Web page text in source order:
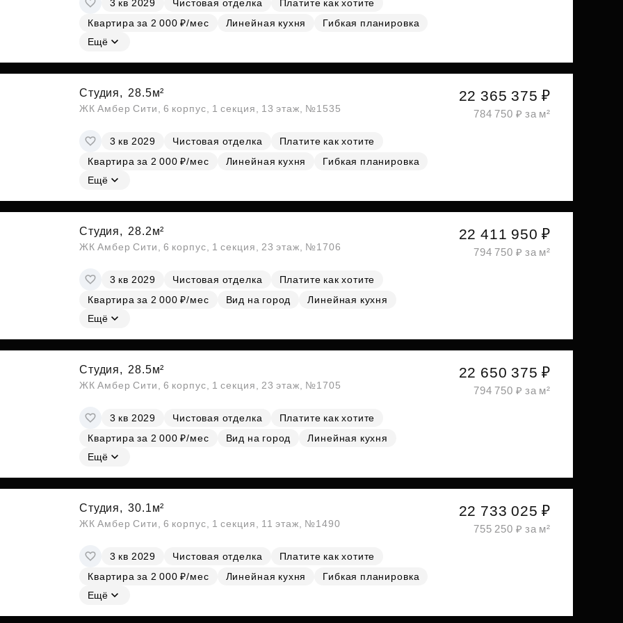
Субсидии
3 кв 2029 Чистовая отделка
Платите как хотите
Квартира за 2 000 ₽/мес
Линейная кухня
Гибкая планировка
Ещё
Студия, 28.5м²
ЖК Амбер Сити, 6 корпус, 1 секция, 13 этаж, №1535
3 кв 2029 Чистовая отделка
Платите как хотите
Квартира за 2 000 ₽/мес
Линейная кухня
Гибкая планировка
Ещё
22 365 375 ₽
784 750 ₽ за м²
Студия, 28.2м²
ЖК Амбер Сити, 6 корпус, 1 секция, 23 этаж, №1706
3 кв 2029 Чистовая отделка
Платите как хотите
Квартира за 2 000 ₽/мес
Вид на город
Линейная кухня
Ещё
22 411 950 ₽
794 750 ₽ за м²
Студия, 28.5м²
ЖК Амбер Сити, 6 корпус, 1 секция, 23 этаж, №1705
3 кв 2029 Чистовая отделка
Платите как хотите
Квартира за 2 000 ₽/мес
Вид на город
Линейная кухня
Ещё
22 650 375 ₽
794 750 ₽ за м²
Студия, 30.1м²
ЖК Амбер Сити, 6 корпус, 1 секция, 11 этаж, №1490
3 кв 2029 Чистовая отделка
Платите как хотите
Квартира за 2 000 ₽/мес
Линейная кухня
Гибкая планировка
Ещё
22 733 025 ₽
755 250 ₽ за м²